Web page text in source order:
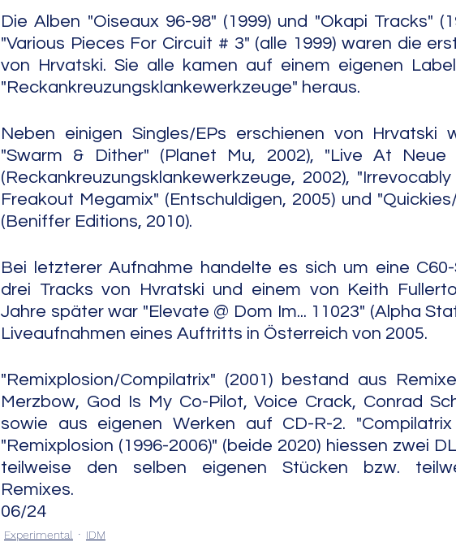
Die Alben "Oiseaux 96-98" (1999) und "Okapi Tracks"
"Various Pieces For Circuit # 3" (alle 1999) waren die
von Hrvatski. Sie alle kamen auf einem eigenen
"Reckankreuzungsklankewerkzeuge" heraus.
Neben einigen Singles/EPs erschienen von Hrvatski
"Swarm & Dither" (Planet Mu, 2002), "Live At Neue
(Reckankreuzungsklankewerkzeuge, 2002),
Freakout Megamix" (Entschuldigen, 2005) und
(Beniffer Editions, 2010).
Bei letzterer Aufnahme handelte es sich um eine
drei Tracks von Hvratski und einem von Keith
Jahre später war "Elevate @ Dom Im... 11023" (Alpha
Liveaufnahmen eines Auftritts in Österreich von 2005.
"Remixplosion/Compilatrix" (2001) bestand aus
Merzbow, God Is My Co-Pilot, Voice Crack, Conrad
sowie aus eigenen Werken auf CD-R-2. "Compilatrix
"Remixplosion (1996-2006)" (beide 2020) hiessen zwei
teilweise den selben eigenen Stücken bzw.
06/24
Experimental IDM